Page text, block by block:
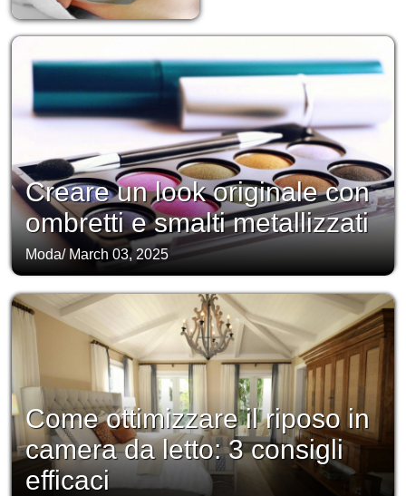
Creare un look originale con
ombretti e smalti metallizzati
Moda/ March 03, 2025
Come ottimizzare il riposo in
camera da letto: 3 consigli
efficaci